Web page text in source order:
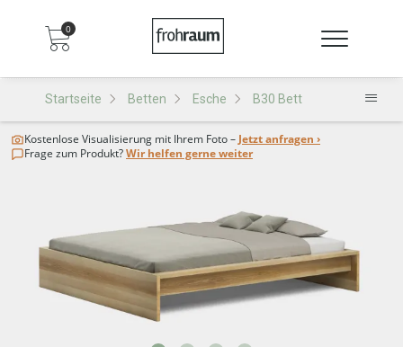
0
Startseite Betten Esche B30 Bett
Kostenlose Visualisierung mit Ihrem Foto – Jetzt anfragen ›
Frage zum Produkt?Wir helfen gerne weiter